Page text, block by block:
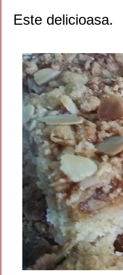
Este delicioasa.